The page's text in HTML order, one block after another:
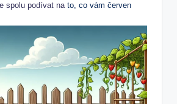
spolu podívat nato, co vám červen